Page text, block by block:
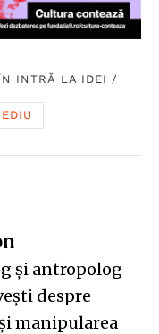
INTRĂ LA IDEI /
și antropolog
despre
manipularea